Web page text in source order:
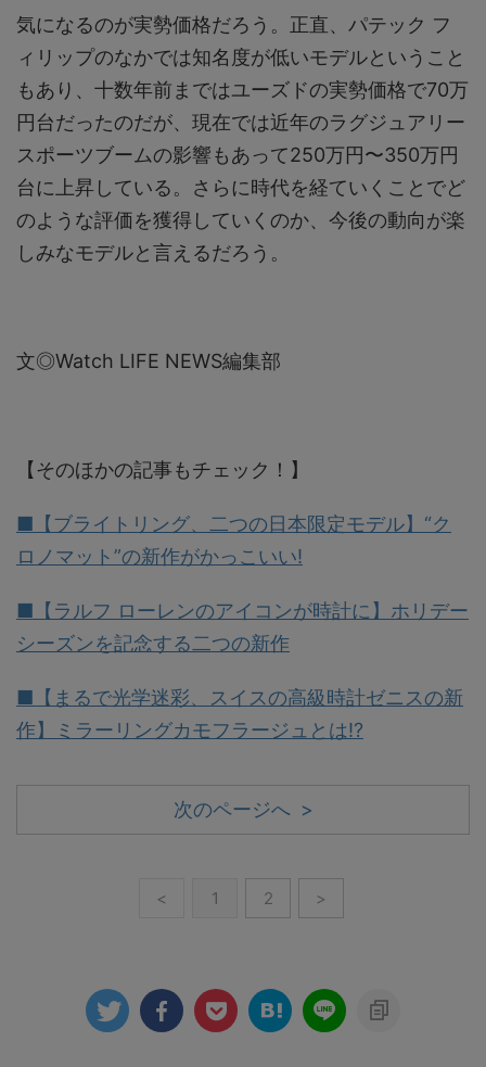
気になるのが実勢価格だろう。正直、パテック フ
ィリップのなかでは知名度が低いモデルということ
もあり、十数年前まではユーズドの実勢価格で70万
円台だったのだが、現在では近年のラグジュアリー
スポーツブームの影響もあって250万円〜350万円
台に上昇している。さらに時代を経ていくことでど
のような評価を獲得していくのか、今後の動向が楽
しみなモデルと言えるだろう。
文◎Watch LIFE NEWS編集部
【そのほかの記事もチェック！】
■【ブライトリング、二つの日本限定モデル】“ク
ロノマット”の新作がかっこいい!
■【ラルフ ローレンのアイコンが時計に】ホリデー
シーズンを記念する二つの新作
■【まるで光学迷彩、スイスの高級時計ゼニスの新
作】ミラーリングカモフラージュとは!?
次のページへ >
< 1 2 >